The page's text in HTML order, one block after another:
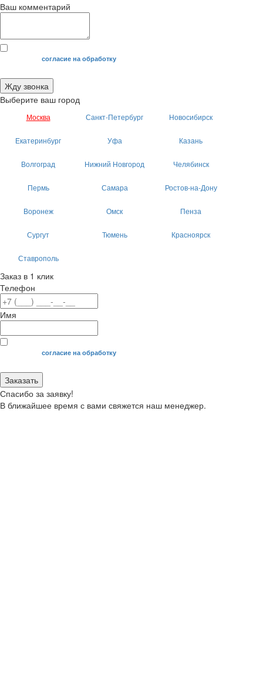
Ваш комментарий
Я даю своесогласие на обработку
Жду звонка
Выберите ваш город
Москва Санкт-Петербург Новосибирск
Екатеринбург Уфа Казань
Волгоград Нижний Новгород Челябинск
Пермь Самара Ростов-на-Дону
Воронеж Омск Пенза
Сургут Тюмень Красноярск
Ставрополь
Заказ в 1 клик
Телефон
Имя
Я даю своесогласие на обработку
Заказать
Спасибо за заявку!
В ближайшее время с вами свяжется наш менеджер.